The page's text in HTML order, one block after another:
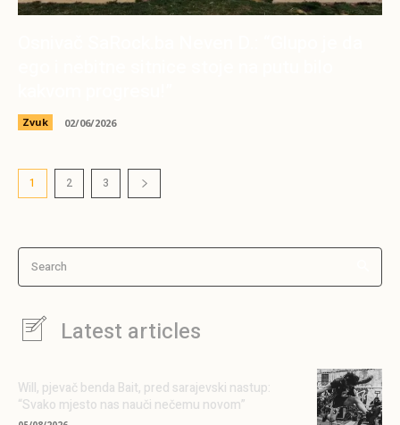
Zvuk 02/06/2026
1 2 3
Search
Latest articles
Will, pjevač benda Bait, pred sarajevski nastup:
“Svako mjesto nas nauči nečemu novom”